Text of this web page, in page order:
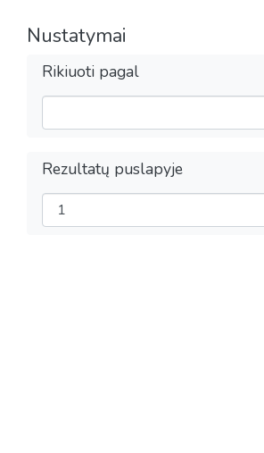
Nustatymai
Rikiuoti pagal
Rezultatų puslapyje